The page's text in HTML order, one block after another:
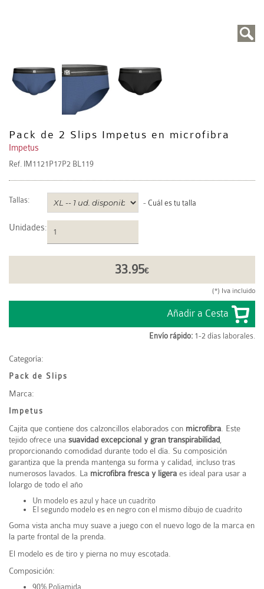
Pack de 2 Slips Impetus en microfibra
Impetus
Ref. IM1121P17P2 BL119
Tallas: - Cuál es tu talla
Unidades:
33.95€
(*) Iva incluido
Envío rápido: 1-2 días laborales.
Categoría:
Pack de Slips
Marca:
Impetus
Cajita que contiene dos calzoncillos elaborados con microfibra . Este
tejido ofrece una suavidad excepcional y gran transpirabilidad
proporcionando comodidad durante todo el día. Su composición
garantiza que la prenda mantenga su forma y calidad, incluso tras
numerosos lavados. La microfibra fresca y ligera es ideal para usar a
lolargo de todo el año
Un modelo es azul y hace un cuadrito
El segundo modelo es en negro con el mismo dibujo de cuadrito
Goma vista ancha muy suave a juego con el nuevo logo de la marca en
la parte frontal de la prenda.
El modelo es de tiro y pierna no muy escotada.
Composición:
90% Poliamida